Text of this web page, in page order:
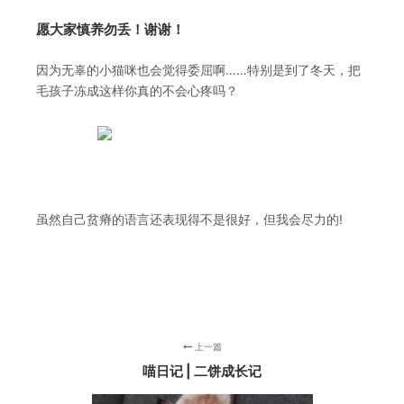
愿大家慎养勿丢！谢谢！
因为无辜的小猫咪也会觉得委屈啊……特别是到了冬天，把
毛孩子冻成这样你真的不会心疼吗？
虽然自己贫瘠的语言还表现得不是很好，但我会尽力的!
上一篇
喵日记 | 二饼成长记